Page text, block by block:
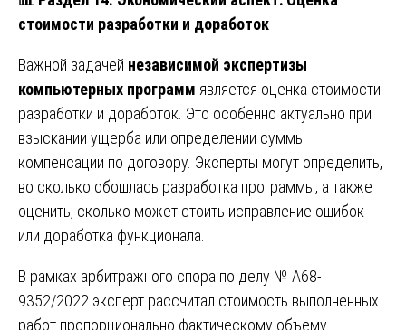
стоимости разработки и доработок
Важной задачей независимой экспертизы
компьютерных программ является оценка стоимости
разработки и доработок. Это особенно актуально при
взыскании ущерба или определении суммы
компенсации по договору. Эксперты могут определить,
во сколько обошлась разработка программы, а также
оценить, сколько может стоить исправление ошибок
или доработка функционала.
В рамках арбитражного спора по делу № А68-
9352/2022 эксперт рассчитал стоимость выполненных
работ пропорционально фактическому объему